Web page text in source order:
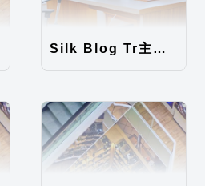
Silk Blog Tr主题汉化包